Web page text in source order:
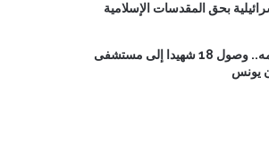
بحق المقدسات الإسلامية
الاحتلال يواصل جرائمه.. وصول 18 شهيدا إلى مستشفى
يونس